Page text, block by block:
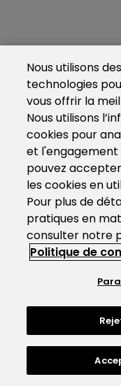
Nous utilisons
technologies
vous offrir la
Nous utilisons
cookies pour
et l'engagement
pouvez
les cookies en
Pour plus de
pratiques en
consulter notre
Politique de